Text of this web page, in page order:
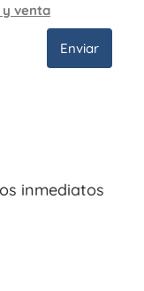
venta
Enviar
inmediatos